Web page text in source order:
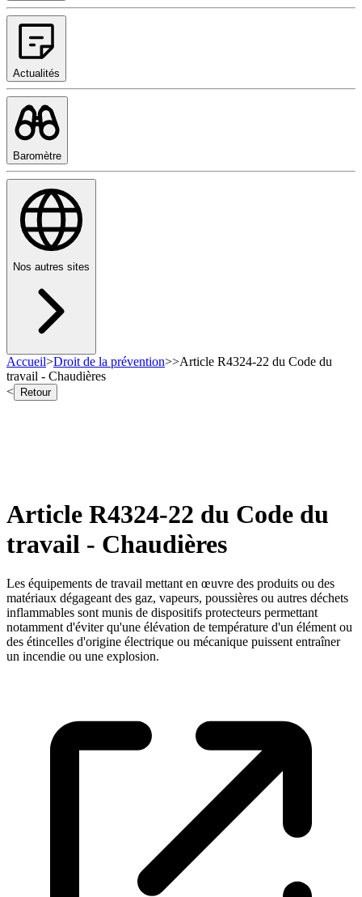
Actualités
Baromètre
Nos autres sites
Accueil>Droit de la prévention>>Article R4324-22 du Code du
travail - Chaudières
<
Retour
Article R4324-22 du Code du
travail - Chaudières
Les équipements de travail mettant en œuvre des produits ou des
matériaux dégageant des gaz, vapeurs, poussières ou autres déchets
inflammables sont munis de dispositifs protecteurs permettant
notamment d'éviter qu'une élévation de température d'un élément ou
des étincelles d'origine électrique ou mécanique puissent entraîner
un incendie ou une explosion.